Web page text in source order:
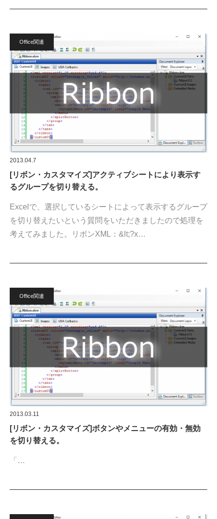
Office関連
2013.04.7
[リボン・カスタマイズ]アクティブシートにより表示す
るグループを切り替える。
Excelで、選択しているシートによって表示するグループ
を切り替えたいという質問をいただきましたので処理を
考えてみました。リボンXML：&lt;?x…
Office関連
2013.03.11
[リボン・カスタマイズ]ボタンやメニューの有効・無効
を切り替える。
「…